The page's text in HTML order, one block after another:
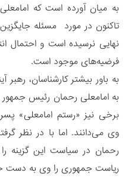
به میان آورده است که
نهایی نرسیده است و احتمال
فرضیه‌های موجود است.
به باور بیشتر کارشناسان، رهبر
به امامعلی رحمان رئیس
برخی نیز «رستم امامعلی»
وی می‌دانند. اما با در نظر
رحمان در سیاست این گزینه را
ریاست جمهوری را وی به دست